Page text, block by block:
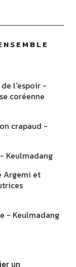
l'espoir -
coréenne
crapaud -
Keulmadang
Argemi et
- Keulmadang
un